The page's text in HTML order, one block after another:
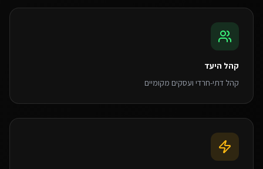
קהל היעד
קהל דתי-חרדי ועסקים מקומיים